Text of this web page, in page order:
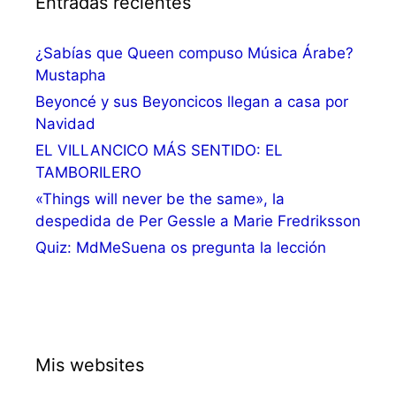
¿Sabías que Queen compuso Música Árabe?
Mustapha
Beyoncé y sus Beyoncicos llegan a casa por
Navidad
EL VILLANCICO MÁS SENTIDO: EL
TAMBORILERO
«Things will never be the same», la
despedida de Per Gessle a Marie Fredriksson
Quiz: MdMeSuena os pregunta la lección
Mis websites